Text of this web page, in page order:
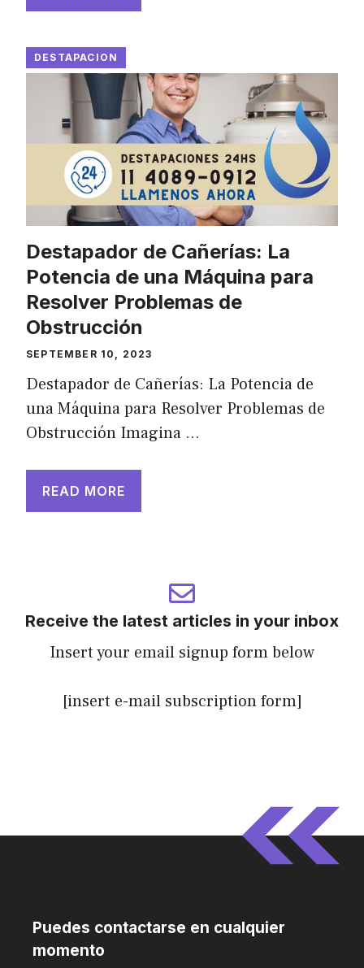
DESTAPACION
Destapador de Cañerías: La
Potencia de una Máquina para
Resolver Problemas de
Obstrucción
SEPTEMBER 10, 2023
Destapador de Cañerías: La Potencia de
una Máquina para Resolver Problemas de
Obstrucción Imagina …
READ MORE
Receive the latest articles in your inbox
Insert your email signup form below
[insert e-mail subscription form]
Puedes contactarse en cualquier
momento